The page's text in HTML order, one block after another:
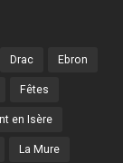
Drac Ebron
Fêtes
en Isère
La Mure